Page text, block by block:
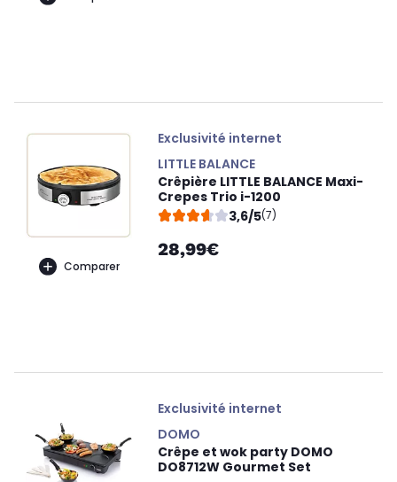
Comparer
Exclusivité internet
LITTLE BALANCE
Crêpière LITTLE BALANCE Maxi-
Crepes Trio i-1200
3,6/5(7)
28,99€
Exclusivité internet
DOMO
Crêpe et wok party DOMO
DO8712W Gourmet Set